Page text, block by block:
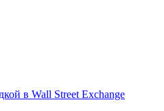
в Wall Street Exchange